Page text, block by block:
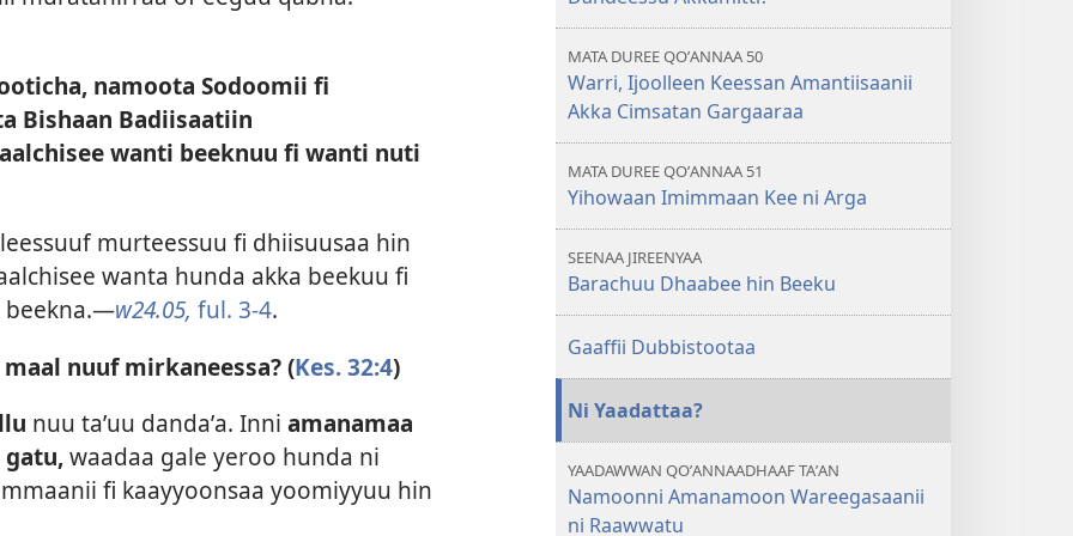
namoota Sodoomii fi
Bishaan Badiisaatiin
wanti beeknuu fi wanti nuti
murteessuu fi dhiisuusaa hin
wanta hunda akka beekuu fi
beekna.—w24.05, ful. 3-4.
maal nuuf mirkaneessa? (Kes. 32:4)
nuu taʼuu dandaʼa. Inni amanamaa
gatu,waadaa gale yeroo hunda ni
fi kaayyoonsaa yoomiyyuu hin
MATA DUREE QOʼANNAA 50
Warri, Ijoolleen Keessan Amantiisaanii
Akka Cimsatan Gargaaraa
MATA DUREE QOʼANNAA 51
Yihowaan Imimmaan Kee ni Arga
SEENAA JIREENYAA
Barachuu Dhaabee hin Beeku
Gaaffii Dubbistootaa
Ni Yaadattaa?
YAADAWWAN QOʼANNAADHAAF TAʼAN
Namoonni Amanamoon Wareegasaanii
ni Raawwatu